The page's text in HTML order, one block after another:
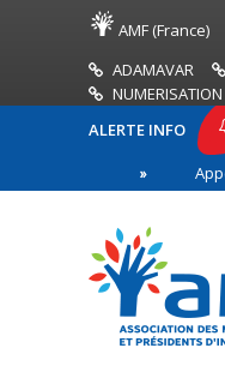
AMF (France)
ADAMAVAR
ALERTE INFO
Appel
ligne